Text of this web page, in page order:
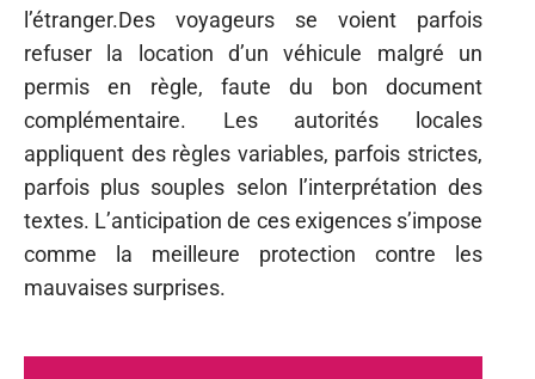
l’étranger.Des voyageurs se voient parfois
refuser la location d’un véhicule malgré un
permis en règle, faute du bon document
complémentaire. Les autorités locales
appliquent des règles variables, parfois strictes,
parfois plus souples selon l’interprétation des
textes. L’anticipation de ces exigences s’impose
comme la meilleure protection contre les
mauvaises surprises.